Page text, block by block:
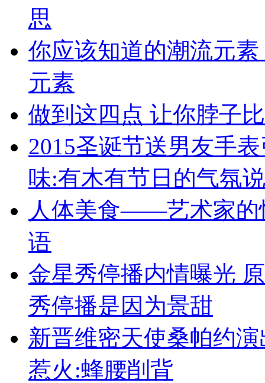
思
你应该知道的潮流元
元素
做到这四点 让你脖子
2015圣诞节送男友手
味:有木有节日的气氛
人体美食——艺术家的
语
金星秀停播内情曝光
秀停播是因为景甜
新晋维密天使桑帕约
惹火:蜂腰削背